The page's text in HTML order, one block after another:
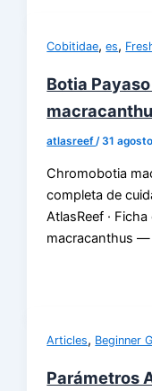
Cobitidae,es,
Botia
atlasreef/31
Chromobotia
completa de
AtlasReef ·
macracanthus —
Articles, Beginner
Parámetros